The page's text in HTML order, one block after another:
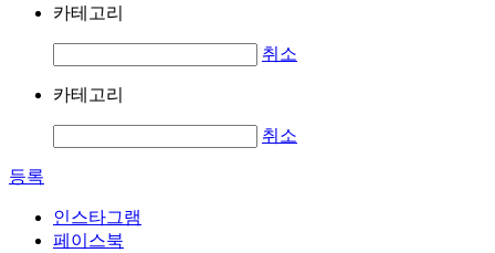
카테고리
취소
카테고리
취소
등록
인스타그램
페이스북